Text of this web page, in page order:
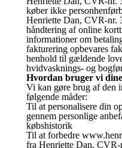
køber ikke
Henriette Dan, CVR-nr.
håndtering af online
informationer om
fakturering opbevares
henhold til gældende
hvidvasknings- og
Hvordan bruger vi
Vi kan gøre brug af den
følgende måder:
Til at personalisere din
gennem personlige
købshistorik
Til at forbedre
fra Henriette Dan, CVR-